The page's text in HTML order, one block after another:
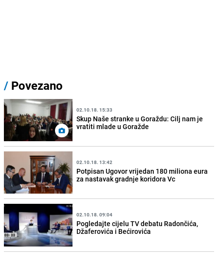
/ Povezano
02.10.18. 15:33
Skup Naše stranke u Goraždu: Cilj nam je
vratiti mlade u Goražde
02.10.18. 13:42
Potpisan Ugovor vrijedan 180 miliona eura
za nastavak gradnje koridora Vc
02.10.18. 09:04
Pogledajte cijelu TV debatu Radončića,
Džaferovića i Bećirovića